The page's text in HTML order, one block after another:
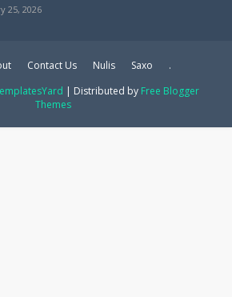
25, 2026
Contact Us Nulis Saxo
.
| Distributed by Free Blogger
Themes